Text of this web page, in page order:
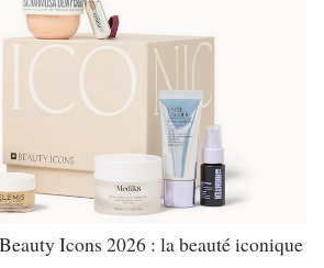
Icons 2026 : la beauté iconique